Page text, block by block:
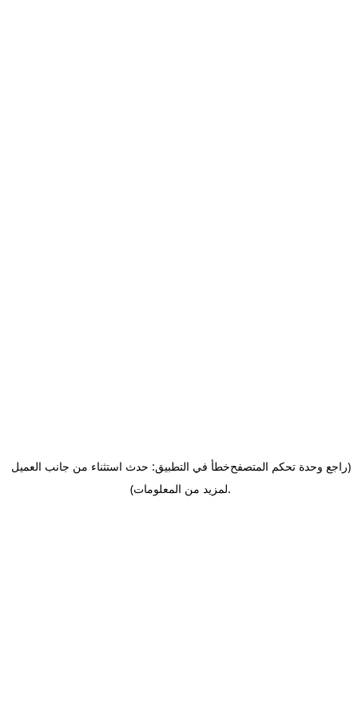
خطأ في التطبيق: حدث استثناء من جانب العميل(راجع وحدة تحكم المتصفح
لمزيد من المعلومات).